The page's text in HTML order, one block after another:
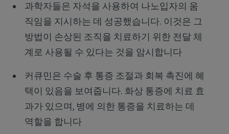
과학자들은 자석을 사용하여 나노입자의 움
직임을 지시하는 데 성공했습니다. 이것은 그
방법이 손상된 조직을 치료하기 위한 전달 체
계로 사용될 수 있다는 것을 암시합니다
커큐민은 수술 후 통증 조절과 회복 촉진에 혜
택이 있음을 보여줍니다. 화상 통증에 치료 효
과가 있으며, 병에 의한 통증을 치료하는 데
역할을 합니다